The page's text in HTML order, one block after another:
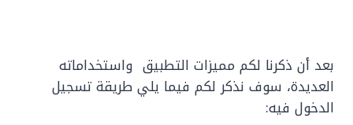
بعد أن ذكرنا لكم مميزات التطبيق واستخداماته
العديدة، سوف نذكر لكم فيما يلي طريقة تسجيل
الدخول فيه: